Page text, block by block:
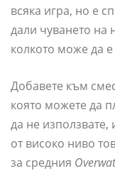
всяка игра, но е
дали чуването на
колкото може да
Добавете към
която можете да
да не
от високо ниво
за средния